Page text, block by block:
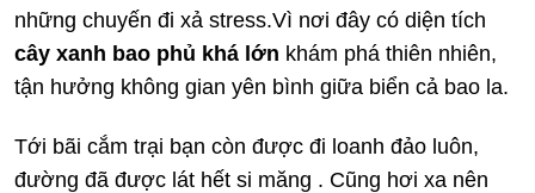
những chuyến đi xả stress.Vì nơi đây có diện tích
cây xanh bao phủ khá lớn khám phá thiên nhiên,
tận hưởng không gian yên bình giữa biển cả bao la.
Tới bãi cắm trại bạn còn được đi loanh đảo luôn,
đường đã được lát hết si măng . Cũng hơi xa nên